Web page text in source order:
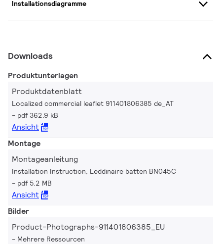
Installationsdiagramme
Downloads
Produktunterlagen
Produktdatenblatt
Localized commercial leaflet 911401806385 de_AT
pdf 362.9 kB
Ansicht
Montage
Montageanleitung
Installation Instruction, Leddinaire batten BN045C
pdf 5.2 MB
Ansicht
Bilder
Product-Photographs-911401806385_EU
Mehrere Ressourcen